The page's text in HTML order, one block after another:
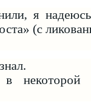
я
(с
некоторой